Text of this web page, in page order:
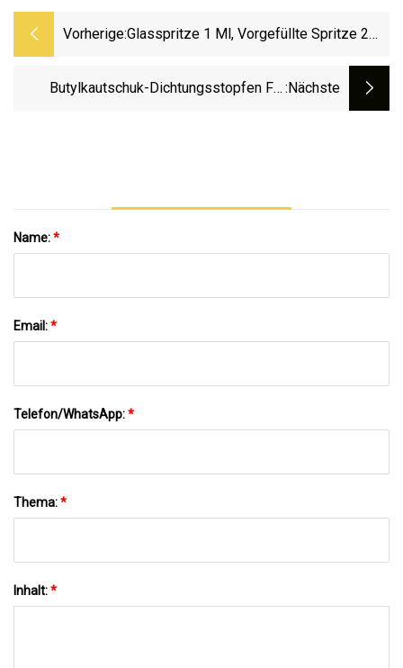
Vorherige:Glasspritze 1 Ml, Vorgefüllte Spritze 2
Butylkautschuk-Dichtungsstopfen Für :nächste
Name:*
Email:*
Telefon/WhatsApp:*
Thema:*
Inhalt:*